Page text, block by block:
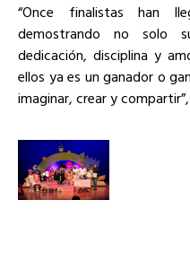
“Once finalistas han
demostrando no solo
dedicación, disciplina y
ellos ya es un ganador o
imaginar, crear y